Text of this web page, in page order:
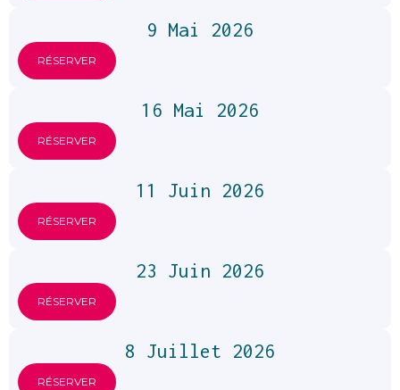
9 Mai 2026
RÉSERVER
16 Mai 2026
RÉSERVER
11 Juin 2026
RÉSERVER
23 Juin 2026
RÉSERVER
8 Juillet 2026
RÉSERVER